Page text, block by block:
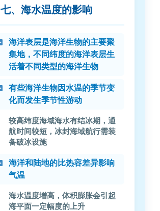
七、海水温度的影响
海洋表层是海洋生物的主要聚
集地，不同纬度的海洋表层生
活着不同类型的海洋生物
有些海洋生物因水温的季节变
化而发生季节性游动
较高纬度海域海水有结冰期，通
航时间较短，冰封海域航行需装
备破冰设施
海洋和陆地的比热容差异影响
气温
海水温度增高，体积膨胀会引起
海平面一定幅度的上升